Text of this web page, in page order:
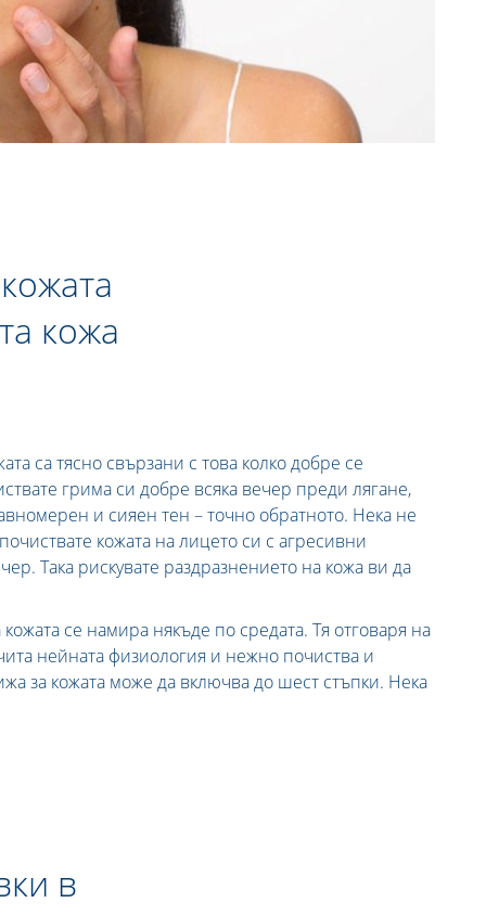
кожа
са тясно свързани с това колко добре се
грима си добре всяка вечер преди лягане,
и сияен тен – точно обратното. Нека не
кожата на лицето си с агресивни
Така рискувате раздразнението на кожа ви да
се намира някъде по средата. Тя отговаря на
нейната физиология и нежно почиства и
за кожата може да включва до шест стъпки. Нека
в